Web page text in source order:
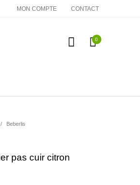
MON COMPTE CONTACT
0
/ Beberlis
pas cuir citron